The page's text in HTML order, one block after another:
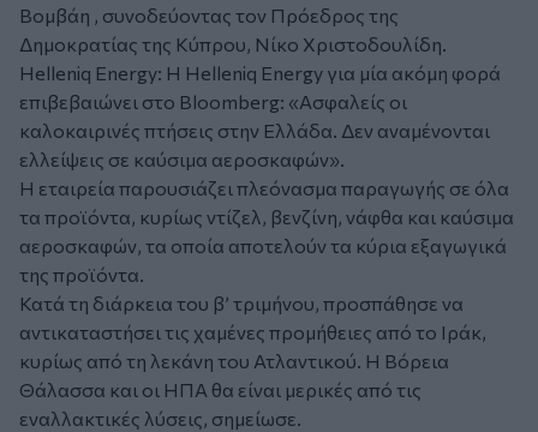
Βομβάη , συνοδεύοντας τον Πρόεδρος της
Δημοκρατίας της Κύπρου, Νίκο Χριστοδουλίδη.
Helleniq Energy: Η Helleniq Energy για μία ακόμη φορά
επιβεβαιώνει στο Bloomberg: «Ασφαλείς οι
καλοκαιρινές πτήσεις στην Ελλάδα. Δεν αναμένονται
ελλείψεις σε καύσιμα αεροσκαφών».
Η εταιρεία παρουσιάζει πλεόνασμα παραγωγής σε όλα
τα προϊόντα, κυρίως ντίζελ, βενζίνη, νάφθα και καύσιμα
αεροσκαφών, τα οποία αποτελούν τα κύρια εξαγωγικά
της προϊόντα.
Κατά τη διάρκεια του β’ τριμήνου, προσπάθησε να
αντικαταστήσει τις χαμένες προμήθειες από το Ιράκ,
κυρίως από τη λεκάνη του Ατλαντικού. Η Βόρεια
Θάλασσα και οι ΗΠΑ θα είναι μερικές από τις
εναλλακτικές λύσεις, σημείωσε.